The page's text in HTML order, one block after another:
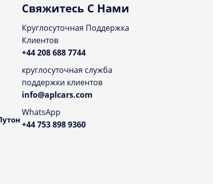
Свяжитесь С Нами
Круглосуточная Поддержка
Клиентов
+44 208 688 7744
круглосуточная служба
поддержки клиентов
info@aplcars.com
WhatsApp
+44 753 898 9360